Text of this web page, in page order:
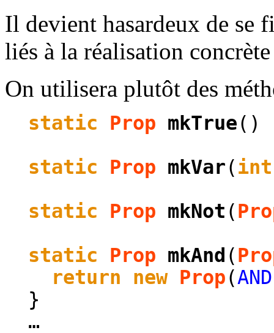
Il devient hasardeux de se
liés à la réalisation
On utilisera plutôt des
static Prop mkTrue()
static
Prop mkVar(int
static
Prop mkNot (
static
Prop mkAnd (
return
new Prop(AND
}
…